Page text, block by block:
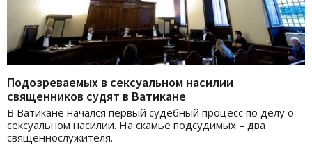
Подозреваемых в сексуальном насилии
священников судят в Ватикане
В Ватикане начался первый судебный процесс по делу о
сексуальном насилии. На скамье подсудимых – два
священнослужителя.